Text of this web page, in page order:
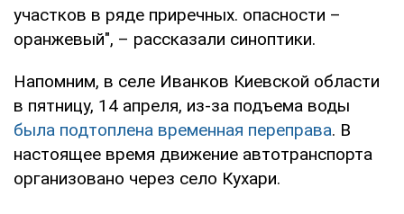
участков в ряде приречных. опасности –
оранжевый", – рассказали синоптики.
Напомним, в селе Иванков Киевской области
в пятницу, 14 апреля, из-за подъема воды
была подтоплена временная переправа. В
настоящее время движение автотранспорта
организовано через село Кухари.